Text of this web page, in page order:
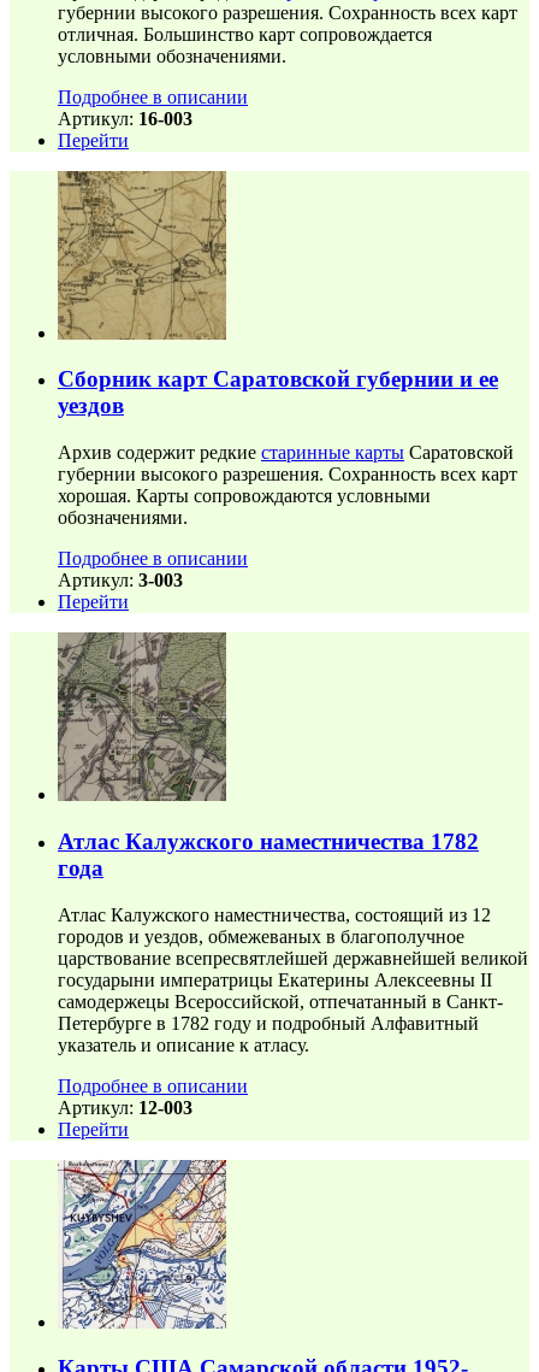
губернии высокого разрешения. Сохранность всех карт
отличная. Большинство карт сопровождается
условными обозначениями.
Подробнее в описании
Артикул: 16-003
Перейти
Сборник карт Саратовской губернии и ее
уездов
Архив содержит редкие старинные карты Саратовской
губернии высокого разрешения. Сохранность всех карт
хорошая. Карты сопровождаются условными
обозначениями.
Подробнее в описании
Артикул: 3-003
Перейти
Атлас Калужского наместничества 1782
года
Атлас Калужского наместничества, состоящий из 12
городов и уездов, обмежеваных в благополучное
царствование всепресвятлейшей державнейшей великой
государыни императрицы Екатерины Алексеевны II
самодержецы Всероссийской, отпечатанный в Санкт-
Петербурге в 1782 году и подробный Алфавитный
указатель и описание к атласу.
Подробнее в описании
Артикул: 12-003
Перейти